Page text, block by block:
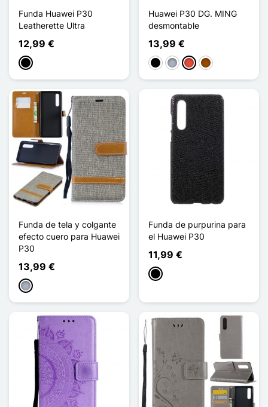
Funda Huawei P30
Leatherette Ultra
12,99 €
Negro
Huawei P30 DG. MING
desmontable
13,99 €
NegroGris RojoMarrón
Funda de tela y colgante
efecto cuero para Huawei
P30
13,99 €
Gris
Funda de purpurina para
el Huawei P30
11,99 €
Negro